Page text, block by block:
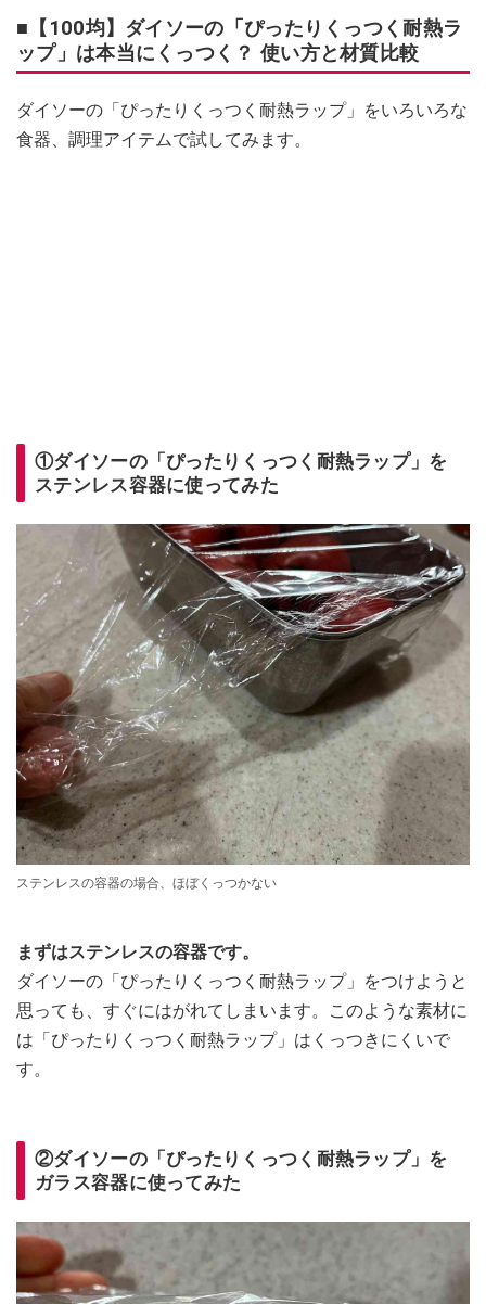
■【100均】ダイソーの「ぴったりくっつく耐熱ラ
ップ」は本当にくっつく？ 使い方と材質比較
ダイソーの「ぴったりくっつく耐熱ラップ」をいろいろな
食器、調理アイテムで試してみます。
①ダイソーの「ぴったりくっつく耐熱ラップ」を
ステンレス容器に使ってみた
ステンレスの容器の場合、ほぼくっつかない
まずはステンレスの容器です。
ダイソーの「ぴったりくっつく耐熱ラップ」をつけようと
思っても、すぐにはがれてしまいます。このような素材に
は「ぴったりくっつく耐熱ラップ」はくっつきにくいで
す。
②ダイソーの「ぴったりくっつく耐熱ラップ」を
ガラス容器に使ってみた